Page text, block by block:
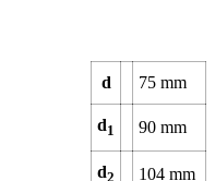
d 75 mm
d1 90 mm
d2 104 mm